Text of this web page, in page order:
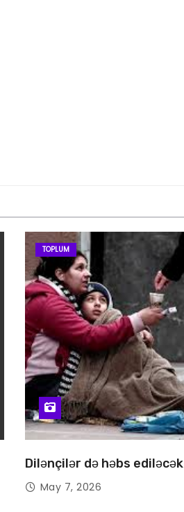
TOPLUM
Dilənçilər də həbs ediləcək
May 7, 2026